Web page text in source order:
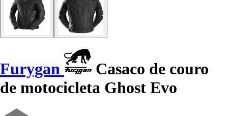
Furygan
Casaco de couro
de motocicleta Ghost Evo